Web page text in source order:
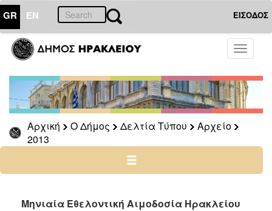
GR EN ΕΙΣΟΔΟΣ
Toggle
Αρχική Ο Δήμος Δελτία Τύπου
Αρχείο
2013
ΔΗΜΟΣ
Δελτία
Τύπου
Αρχείο
2026
2025
2022
Μηνιαία Εθελοντική Αιμοδοσία Ηρακλείου